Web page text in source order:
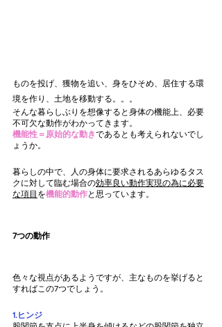
ものを投げ、獲物を追い、身をひそめ、居住する環
境を作り、土地を移動する。。。
そんな暮らしぶりを想像すると身体の機能上、必要
不可欠な動作がわかってきます。
機能性＝原始的な動きであるとも考えられないでし
ょうか。
暮らしの中で、人の身体に要求されるあらゆるタス
クに対して臨む場合の効率良い動作実現の為に必要
な項目 を機能的動作と思っています。
7つの動作
色々な視点があるようですが、主なものを挙げると
すればこの7つでしょう。
1.ヒンジ